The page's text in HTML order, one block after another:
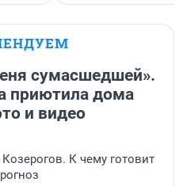
сумасшедшей».
приютила дома
и видео
К чему готовит